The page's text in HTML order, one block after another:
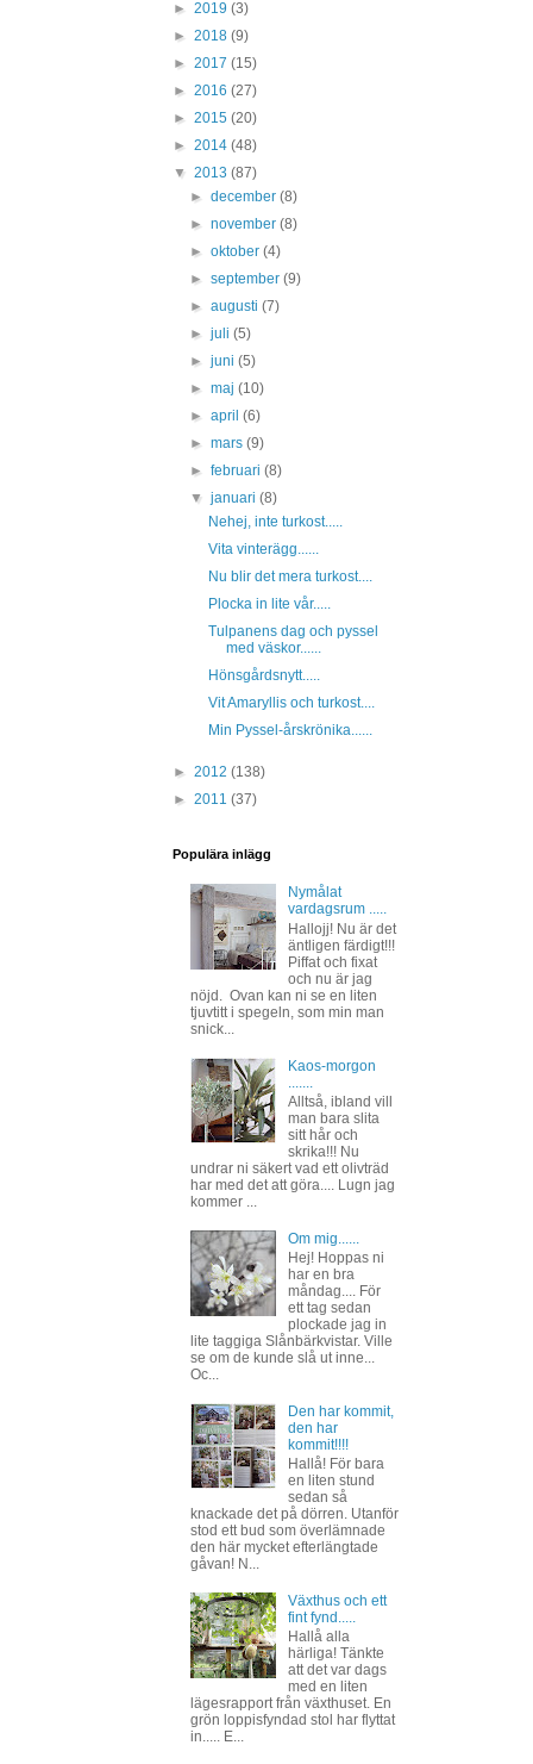
► 2019 (3)
► 2018 (9)
► 2017 (15)
► 2016 (27)
► 2015 (20)
► 2014 (48)
▼ 2013 (87)
►december(8)
►november(8)
►oktober(4)
►september(9)
►augusti(7)
►juli(5)
►juni(5)
►maj(10)
►april(6)
►mars(9)
►februari(8)
▼januari(8)
Nehej, inte turkost.....
Vita vinterägg......
Nu blir det mera turkost....
Plocka in lite vår.....
Tulpanens dag och pyssel
med väskor......
Hönsgårdsnytt.....
Vit Amaryllis och turkost....
Min Pyssel-årskrönika......
► 2012 (138)
► 2011 (37)
Populära inlägg
Nymålat
vardagsrum .....
Hallojj! Nu är det
äntligen färdigt!!!
Piffat och fixat
och nu är jag
nöjd. Ovan kan ni se en liten
tjuvtitt i spegeln, som min man
snick...
Kaos-morgon
Alltså, ibland vill
man bara slita
sitt hår och
skrika!!! Nu
undrar ni säkert vad ett olivträd
har med det att göra.... Lugn jag
kommer ...
Om mig......
Hej! Hoppas ni
har en bra
måndag.... För
ett tag sedan
plockade jag in
lite taggiga Slånbärkvistar. Ville
se om de kunde slå ut inne...
Oc...
Den har kommit,
den har
kommit!!!!
Hallå! För bara
en liten stund
sedan så
knackade det på dörren. Utanför
stod ett bud som överlämnade
den här mycket efterlängtade
gåvan! N...
Växthus och ett
fint fynd.....
Hallå alla
härliga! Tänkte
att det var dags
med en liten
lägesrapport från växthuset. En
grön loppisfyndad stol har flyttat
in..... E...